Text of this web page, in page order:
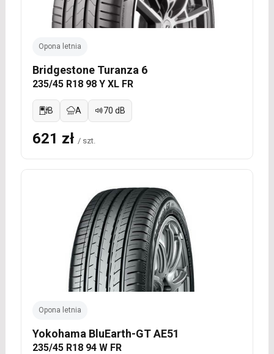
Opona letnia
Bridgestone Turanza 6
235/45 R18 98 Y XL FR
B A 70 dB
621 zł / szt.
Opona letnia
Yokohama BluEarth-GT AE51
235/45 R18 94 W FR